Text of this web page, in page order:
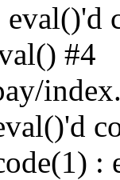
#4
: